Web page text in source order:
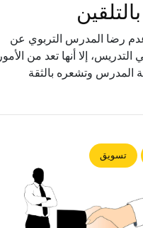
رضا المدرس التربوي عن
إلا أنها تعد من الأمور
المدرس وتشعره بالثقة
تسويق